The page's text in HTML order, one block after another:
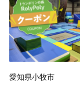
愛知県小牧市